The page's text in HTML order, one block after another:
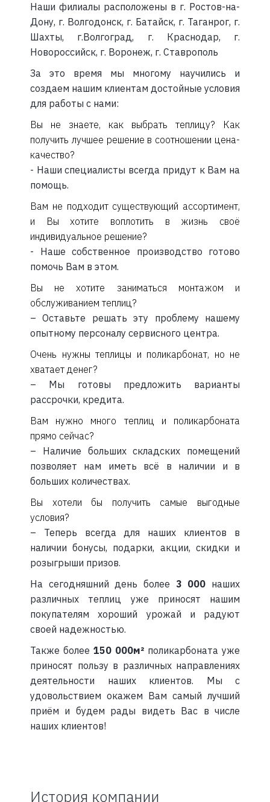
Наши филиалы расположены в г. Ростов-на-
Дону, г. Волгодонск, г. Батайск, г. Таганрог, г.
Шахты, г.Волгоград, г. Краснодар, г.
Новороссийск, г. Воронеж, г. Ставрополь
За это время мы многому научились и
создаем нашим клиентам достойные условия
для работы с нами:
Вы не знаете, как выбрать теплицу? Как
получить лучшее решение в соотношении цена-
качество?
- Наши специалисты всегда придут к Вам на
помощь.
Вам не подходит существующий ассортимент,
и Вы хотите воплотить в жизнь своё
индивидуальное решение?
- Наше собственное производство готово
помочь Вам в этом.
Вы не хотите заниматься монтажом и
обслуживанием теплиц?
– Оставьте решать эту проблему нашему
опытному персоналу сервисного центра.
Очень нужны теплицы и поликарбонат, но не
хватает денег?
– Мы готовы предложить варианты
рассрочки, кредита.
Вам нужно много теплиц и поликарбоната
прямо сейчас?
– Наличие больших складских помещений
позволяет нам иметь всё в наличии и в
больших количествах.
Вы хотели бы получить самые выгодные
условия?
– Теперь всегда для наших клиентов в
наличии бонусы, подарки, акции, скидки и
розыгрыши призов.
На сегодняшний день более 3 000 наших
различных теплиц уже приносят нашим
покупателям хороший урожай и радуют
своей надежностью.
Также более 150 000м² поликарбоната уже
приносят пользу в различных направлениях
деятельности наших клиентов. Мы с
удовольствием окажем Вам самый лучший
приём и будем рады видеть Вас в числе
наших клиентов!
История компании